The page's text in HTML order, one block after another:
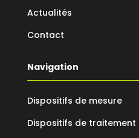
Actualités
Contact
Navigation
Dispositifs de mesure
Dispositifs de traitement